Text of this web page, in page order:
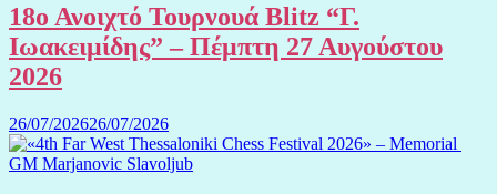
18ο Ανοιχτό Τουρνουά Blitz “Γ.
Ιωακειμίδης” – Πέμπτη 27 Αυγούστου
2026
26/07/202626/07/2026